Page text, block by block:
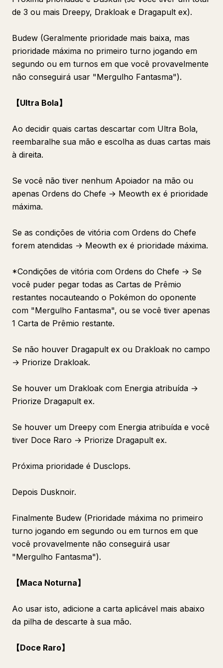
de 3 ou mais Dreepy, Drakloak e Dragapult ex).
Budew (Geralmente prioridade mais baixa, mas
prioridade máxima no primeiro turno jogando em
segundo ou em turnos em que você provavelmente
não conseguirá usar "Mergulho Fantasma").
【Ultra Bola】
Ao decidir quais cartas descartar com Ultra Bola,
reembaralhe sua mão e escolha as duas cartas mais
à direita.
Se você não tiver nenhum Apoiador na mão ou
apenas Ordens do Chefe → Meowth ex é prioridade
máxima.
Se as condições de vitória com Ordens do Chefe
forem atendidas → Meowth ex é prioridade máxima.
*Condições de vitória com Ordens do Chefe → Se
você puder pegar todas as Cartas de Prêmio
restantes nocauteando o Pokémon do oponente
com "Mergulho Fantasma", ou se você tiver apenas
1 Carta de Prêmio restante.
Se não houver Dragapult ex ou Drakloak no campo
→ Priorize Drakloak.
Se houver um Drakloak com Energia atribuída →
Priorize Dragapult ex.
Se houver um Dreepy com Energia atribuída e você
tiver Doce Raro → Priorize Dragapult ex.
Próxima prioridade é Dusclops.
Depois Dusknoir.
Finalmente Budew (Prioridade máxima no primeiro
turno jogando em segundo ou em turnos em que
você provavelmente não conseguirá usar
"Mergulho Fantasma").
【Maca Noturna】
Ao usar isto, adicione a carta aplicável mais abaixo
da pilha de descarte à sua mão.
【Doce Raro】